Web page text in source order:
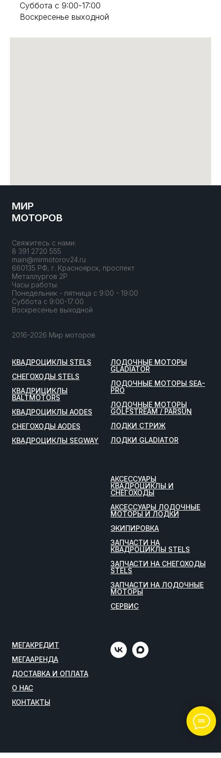
Суббота с 9:00-17:00
Воскресенье выходной
МИР
МОТОРОВ
Свяжитесь с нами:
8 391 2720 555
main@mirmotorov24.ru
660135 РФ, г. Красноярск, проспект
Металлургов 2Р
Часы работы:
Понедельник - пятница с 9:00 - 19:00
Суббота с 9:00-17:00
Воскресенье выходной
2016-2026 Мир моторов
КВАДРОЦИКЛЫ STELS
СНЕГОХОДЫ STELS
КВАДРИЦИКЛЫ
BALTMOTORS
КВАДРОЦИКЛЫ AODES
СНЕГОХОДЫ AODES
КВАДРОЦИКЛЫ SEGWAY
ЛОДОЧНЫЕ МОТОРЫ
GLADIATOR
ЛОДОЧНЫЕ МОТОРЫ SEA-
PRO
ЛОДОЧНЫЕ МОТОРЫ
GOLFSTREAM / PARSUN
ЛОДКИ СТРИЖ
ЛОДКИ GLADIATOR
АКСЕССУАРЫ
КВАДРОЦИКЛЫ И
СНЕГОХОДЫ
АКСЕССУАРЫ ЛОДОЧНЫЕ
МОТОРЫ И ЛОДКИ
ЭКИПИРОВКА
ЗАПЧАСТИ НА
КВАДРОЦИКЛЫ STELS
ЗАПЧАСТИ НА СНЕГОХОДЫ
STELS
ЗАПЧАСТИ НА ЛОДОЧНЫЕ
МОТОРЫ
СЕРВИС
МЕГАКРЕДИТ
МЕГААРЕНДА
ДОСТАВКА И ОПЛАТА
О НАС
КОНТАКТЫ